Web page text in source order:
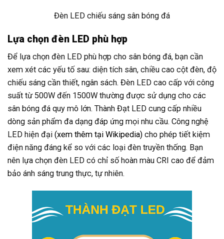
Đèn LED chiếu sáng sân bóng đá
Lựa chọn đèn LED phù hợp
Để lựa chọn đèn LED phù hợp cho sân bóng đá, bạn cần
xem xét các yếu tố sau: diện tích sân, chiều cao cột đèn, độ
chiếu sáng cần thiết, ngân sách. Đèn LED cao cấp với công
suất từ 500W đến 1500W thường được sử dụng cho các
sân bóng đá quy mô lớn. Thành Đạt LED cung cấp nhiều
dòng sản phẩm đa dạng đáp ứng mọi nhu cầu. Công nghệ
LED hiện đại (xem thêm tại Wikipedia) cho phép tiết kiệm
điện năng đáng kể so với các loại đèn truyền thống. Bạn
nên lựa chọn đèn LED có chỉ số hoàn màu CRI cao để đảm
bảo ánh sáng trung thực, tự nhiên.